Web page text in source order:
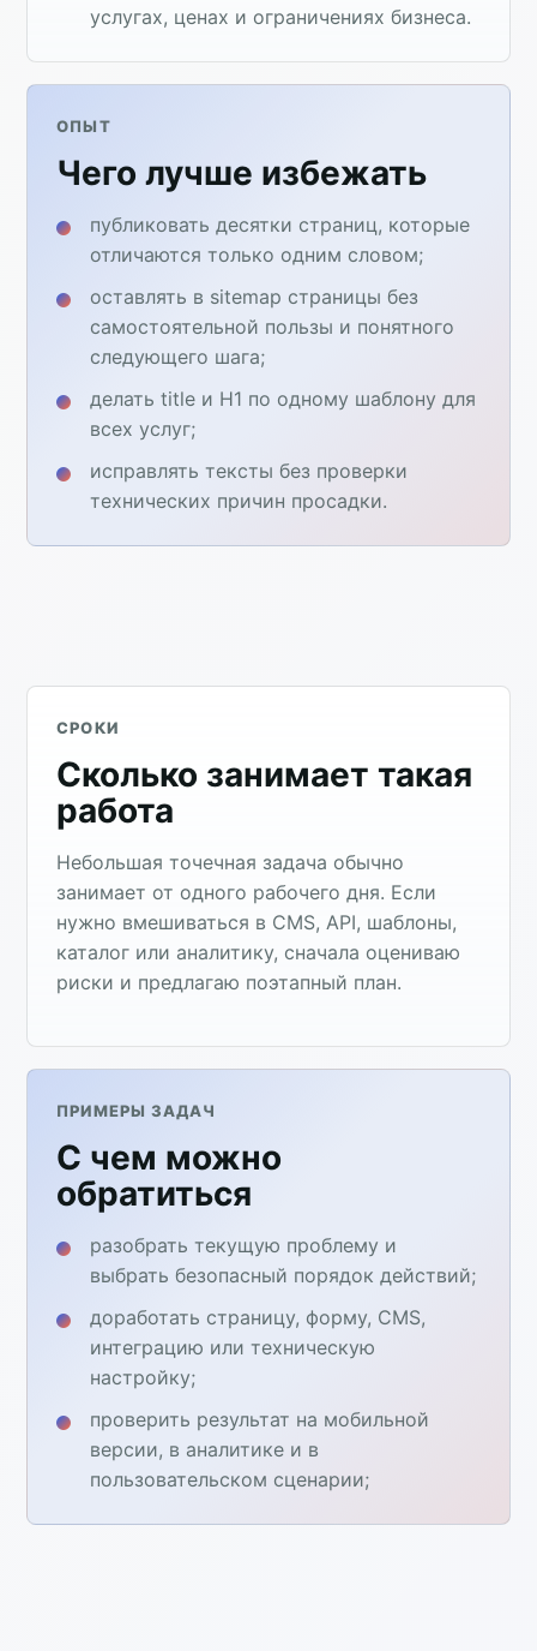
услугах, ценах и ограничениях бизнеса.
ОПЫТ
Чего лучше избежать
публиковать десятки страниц, которые
отличаются только одним словом;
оставлять в sitemap страницы без
самостоятельной пользы и понятного
следующего шага;
делать title и H1 по одному шаблону для
всех услуг;
исправлять тексты без проверки
технических причин просадки.
СРОКИ
Сколько занимает такая
работа
Небольшая точечная задача обычно
занимает от одного рабочего дня. Если
нужно вмешиваться в CMS, API, шаблоны,
каталог или аналитику, сначала оцениваю
риски и предлагаю поэтапный план.
ПРИМЕРЫ ЗАДАЧ
С чем можно
обратиться
разобрать текущую проблему и
выбрать безопасный порядок действий;
доработать страницу, форму, CMS,
интеграцию или техническую
настройку;
проверить результат на мобильной
версии, в аналитике и в
пользовательском сценарии;